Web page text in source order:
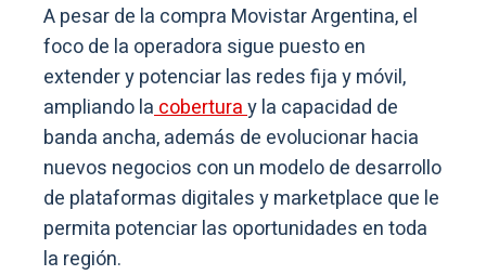
A pesar de la compra Movistar Argentina, el
foco de la operadora sigue puesto en
extender y potenciar las redes fija y móvil,
ampliando lacoberturay la capacidad de
banda ancha, además de evolucionar hacia
nuevos negocios con un modelo de desarrollo
de plataformas digitales y marketplace que le
permita potenciar las oportunidades en toda
la región.